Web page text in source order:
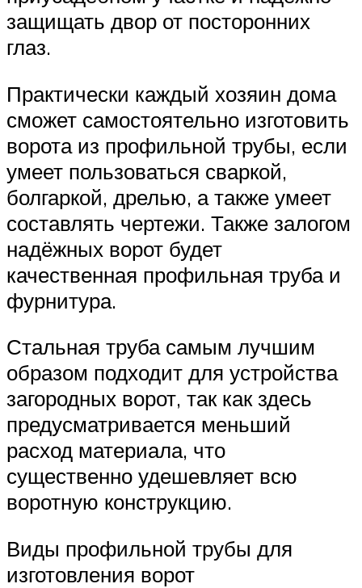
защищать двор от посторонних
глаз.
Практически каждый хозяин дома
сможет самостоятельно изготовить
ворота из профильной трубы, если
умеет пользоваться сваркой,
болгаркой, дрелью, а также умеет
составлять чертежи. Также залогом
надёжных ворот будет
качественная профильная труба и
фурнитура.
Стальная труба самым лучшим
образом подходит для устройства
загородных ворот, так как здесь
предусматривается меньший
расход материала, что
существенно удешевляет всю
воротную конструкцию.
Виды профильной трубы для
изготовления ворот